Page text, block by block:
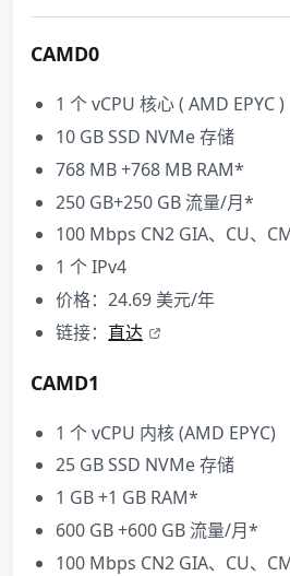
CAMD0
1 个 vCPU 核心 ( AMD EPYC )
10 GB SSD NVMe 存储
768 MB +768 MB RAM*
250 GB+250 GB 流量/月*
100 Mbps CN2 GIA、CU、
1 个 IPv4
价格：24.69 美元/年
链接： 直达
CAMD1
1 个 vCPU 内核 (AMD EPYC)
25 GB SSD NVMe 存储
1 GB +1 GB RAM*
600 GB +600 GB 流量/月*
100 Mbps CN2 GIA、CU、